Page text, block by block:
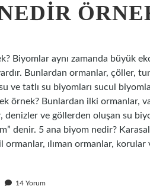
Biyomlar aynı zamanda büyük
Bunlardan ormanlar, çöller,
ve tatlı su biyomları sucul
örnek? Bunlardan ilki ormanlar,
denizler ve göllerden oluşan su
denir. 5 ana biyom nedir?
ormanlar, ılıman ormanlar, korular
14 Yorum